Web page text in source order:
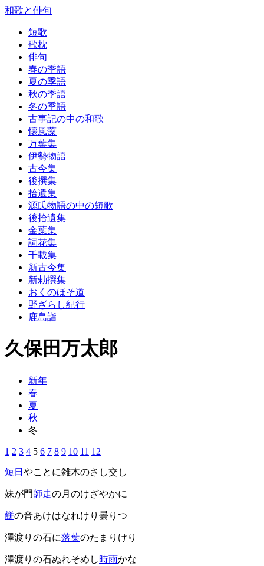
和歌と俳句
短歌
歌枕
俳句
春の季語
夏の季語
秋の季語
冬の季語
古事記の中の和歌
懐風藻
万葉集
伊勢物語
古今集
後撰集
拾遺集
源氏物語の中の短歌
後拾遺集
金葉集
詞花集
千載集
新古今集
新勅撰集
おくのほそ道
野ざらし紀行
鹿島詣
久保田万太郎
新年
春
夏
秋
冬
1 2 3 4 5 6 7 8 9 10 11 12
短日 やことに雑木のさし交し
妹が門師走の月のけざやかに
餅の音あけはなれけり曇りつゝ
澤渡りの石に落葉のたまりけり
澤渡りの石ぬれそめし時雨かな